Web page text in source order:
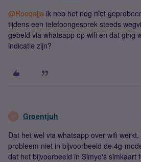
@Roeqajja ik heb het nog niet
tijdens een telefoongesprek steeds
gebeld via whatsapp op wifi en dat ging
indicatie zijn?
G Groentjuh
Dat het wel via whatsapp over wifi
probleem niet in bijvoorbeeld de 4g-
dat het bijvoorbeeld in Simyo's simkaart